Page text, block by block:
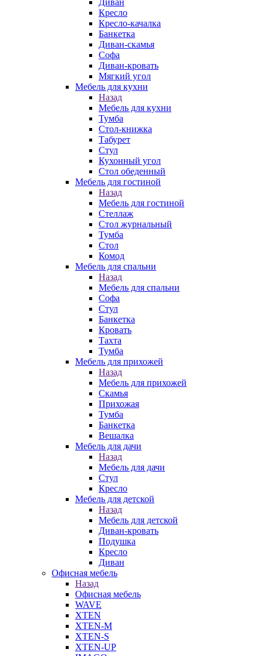
Диван
Кресло
Кресло-качалка
Банкетка
Диван-скамья
Софа
Диван-кровать
Мягкий угол
Мебель для кухни
Назад
Мебель для кухни
Тумба
Стол-книжка
Табурет
Стул
Кухонный угол
Стол обеденный
Мебель для гостиной
Назад
Мебель для гостиной
Стеллаж
Стол журнальный
Тумба
Стол
Комод
Мебель для спальни
Назад
Мебель для спальни
Софа
Стул
Банкетка
Кровать
Тахта
Тумба
Мебель для прихожей
Назад
Мебель для прихожей
Скамья
Прихожая
Тумба
Банкетка
Вешалка
Мебель для дачи
Назад
Мебель для дачи
Стул
Кресло
Мебель для детской
Назад
Мебель для детской
Диван-кровать
Подушка
Кресло
Диван
Офисная мебель
Назад
Офисная мебель
WAVE
XTEN
XTEN-M
XTEN-S
XTEN-UP